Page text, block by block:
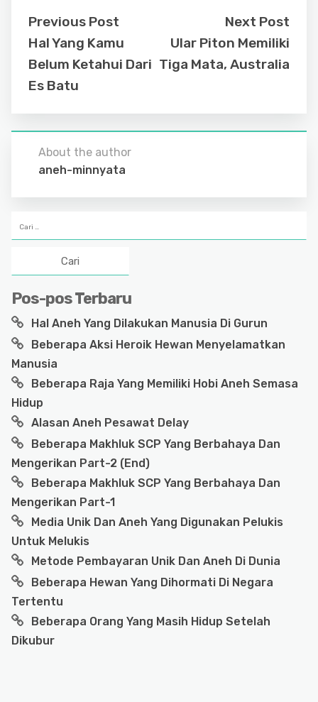
b
o
o
k
r
A
p
p
Previous Post
Hal Yang Kamu
Belum Ketahui Dari
Es Batu
Next Post
Ular Piton Memiliki
Tiga Mata, Australia
About the author
aneh-minnyata
untuk:
Pos-pos Terbaru
Hal Aneh Yang Dilakukan Manusia Di Gurun
Beberapa Aksi Heroik Hewan Menyelamatkan
Manusia
Beberapa Raja Yang Memiliki Hobi Aneh Semasa
Hidup
Alasan Aneh Pesawat Delay
Beberapa Makhluk SCP Yang Berbahaya Dan
Mengerikan Part-2 (End)
Beberapa Makhluk SCP Yang Berbahaya Dan
Mengerikan Part-1
Media Unik Dan Aneh Yang Digunakan Pelukis
Untuk Melukis
Metode Pembayaran Unik Dan Aneh Di Dunia
Beberapa Hewan Yang Dihormati Di Negara
Tertentu
Beberapa Orang Yang Masih Hidup Setelah
Dikubur